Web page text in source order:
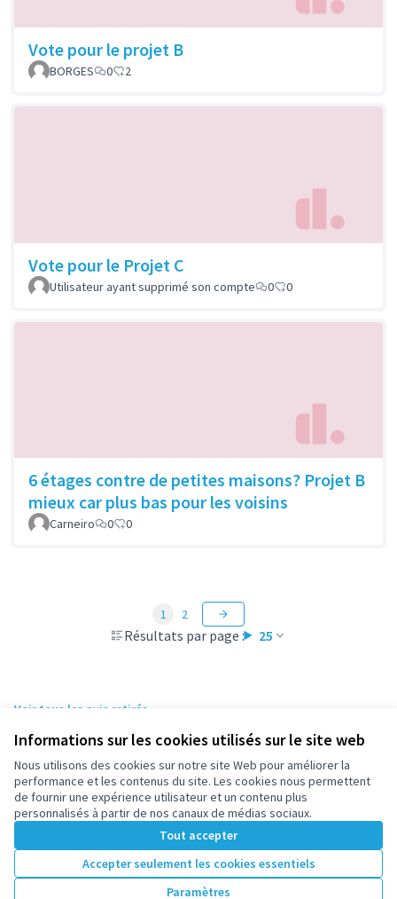
Informations sur les cookies utilisés sur le site web
Nous utilisons des cookies sur notre site Web pour améliorer la
performance et les contenus du site. Les cookies nous permettent
de fournir une expérience utilisateur et un contenu plus
personnalisés à partir de nos canaux de médias sociaux.
Tout accepter
Accepter seulement les cookies essentiels
Paramètres
Vote pour le projet B
BORGES 0 2
Vote pour le Projet C
Utilisateur ayant supprimé son compte 0 0
6 étages contre de petites maisons? Projet B
mieux car plus bas pour les voisins
Carneiro 0 0
Résultats par page : 25
1 2
Voir tous les avis retirés
Conditions d'utilisation
Paramètres des cookies
participez.nanterre.fr sur X
(Lien externe)
participez.nanterre.fr sur Facebook
participez.nanterre.fr sur Instagram
participez.nanterre.fr sur YouTube
(Lien externe)
participez.nanterre.fr sur GitHub
(Lien externe)
Licence
(Lien